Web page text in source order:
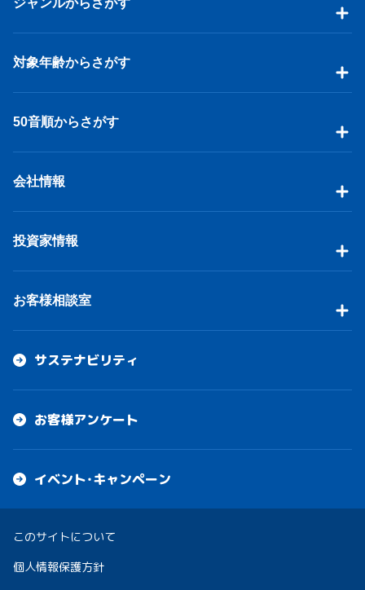
ジャンルからさがす
対象年齢からさがす
50音順からさがす
会社情報
投資家情報
お客様相談室
サステナビリティ
お客様アンケート
イベント・キャンペーン
このサイトについて
個人情報保護方針